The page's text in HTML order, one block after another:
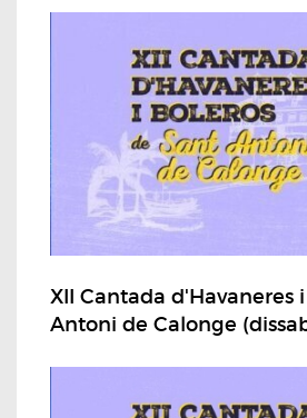
XII Cantada d'Havaneres
Antoni de Calonge